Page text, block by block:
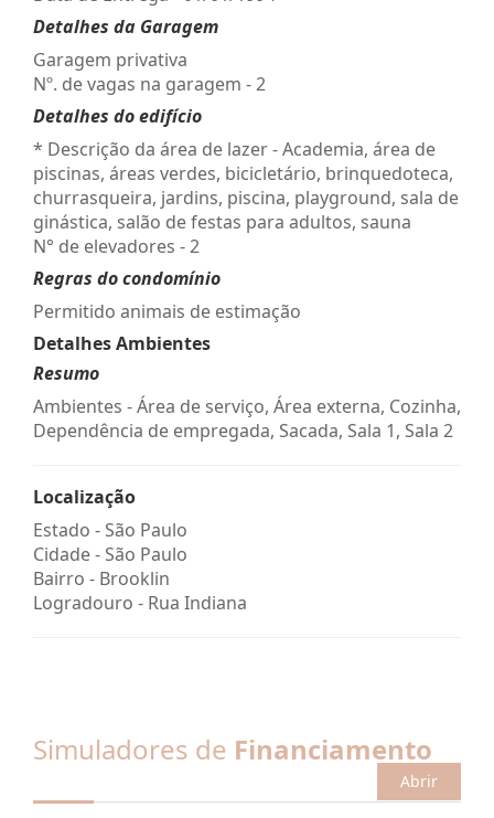
Detalhes da Garagem
Garagem privativa
Nº. de vagas na garagem - 2
Detalhes do edifício
* Descrição da área de lazer - Academia, área de
piscinas, áreas verdes, bicicletário, brinquedoteca,
churrasqueira, jardins, piscina, playground, sala de
ginástica, salão de festas para adultos, sauna
N° de elevadores - 2
Regras do condomínio
Permitido animais de estimação
Detalhes Ambientes
Resumo
Ambientes - Área de serviço, Área externa, Cozinha,
Dependência de empregada, Sacada, Sala 1, Sala 2
Localização
Estado -São Paulo
Cidade -São Paulo
Bairro - Brooklin
Logradouro - Rua Indiana
Simuladores de Financiamento
Abrir